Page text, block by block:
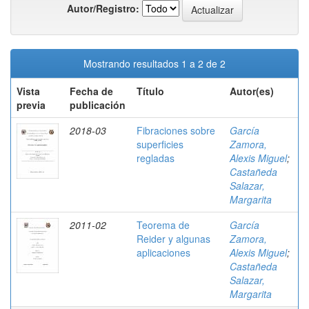
Autor/Registro:
Mostrando resultados 1 a 2 de 2
Vista
previa
Fecha de
publicación
Título Autor(es)
2018-03
Fibraciones sobre
superficies
regladas
García
Zamora,
Alexis Miguel;
Castañeda
Salazar,
Margarita
2011-02
Teorema de
Reider y algunas
aplicaciones
García
Zamora,
Alexis Miguel;
Castañeda
Salazar,
Margarita